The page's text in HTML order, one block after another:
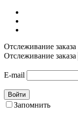
Отслеживание заказа
Отслеживание заказа
E-mail
Войти
Запомнить